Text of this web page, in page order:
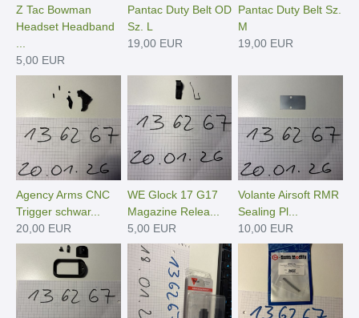
Z Tac Bowman
Headset Headband
5,00 EUR
Pantac Duty Belt OD
Sz. L
19,00 EUR
Pantac Duty Belt Sz.
M
19,00 EUR
Agency Arms CNC
Trigger schwar...
20,00 EUR
WE Glock 17 G17
Magazine Relea...
5,00 EUR
Volante Airsoft RMR
Sealing Pl...
10,00 EUR